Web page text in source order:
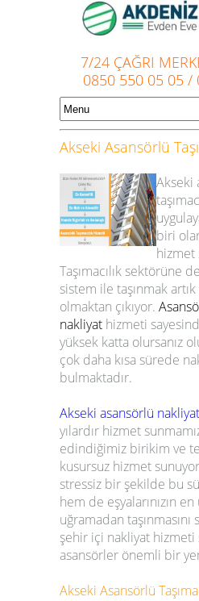
7/24 ÇAĞRI
0850 550 05 05 /
Akseki Asansörlü
Akseki
biri
hizmet
Taşımacılık sektörüne
sistem ile taşınmak
olmaktan çıkıyor.
nakliyat hizmeti
yüksek katta olursanız
çok daha kısa sürede
bulmaktadır.
Akseki asansörlü nakliyat
yılardır hizmet
edindiğimiz birikim ve
kusursuz hizmet
stressiz bir şekilde bu
hem de eşyalarınızın
uğramadan taşınmasını
şehir içi nakliyat hizmeti
asansörler önemli bir
Akseki Asansörlü